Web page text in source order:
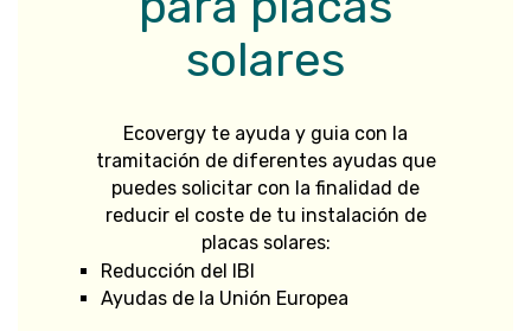
solares
Ecovergy te ayuda y guia con la
tramitación de diferentes ayudas que
puedes solicitar con la finalidad de
reducir el coste de tu instalación de
placas solares:
Reducción del IBI
Ayudas de la Unión Europea